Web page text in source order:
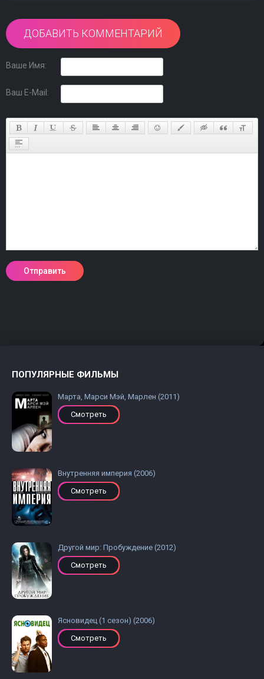
ПОПУЛЯРНЫЕ ФИЛЬМЫ
Марта, Марси Мэй, Марлен (2011)
Смотреть
Внутренняя империя (2006)
Смотреть
Другой мир: Пробуждение (2012)
Смотреть
Ясновидец (1 сезон) (2006)
Смотреть
ДОБАВИТЬ КОММЕНТАРИЙ
Ваше Имя:
Ваш E-Mail: